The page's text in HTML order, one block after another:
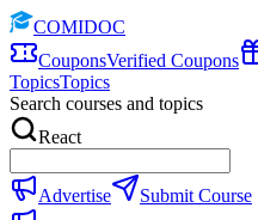
COMIDOC
CouponsVerified Coupons
TopicsTopics
Search courses and topics
React
Advertise Submit Course